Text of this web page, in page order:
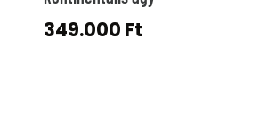
349.000 Ft